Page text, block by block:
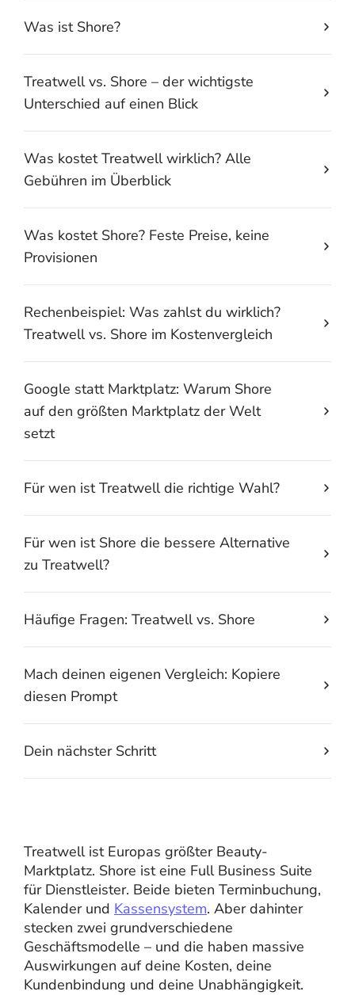
Was ist Shore?
Treatwell vs. Shore – der wichtigste
Unterschied auf einen Blick
Was kostet Treatwell wirklich? Alle
Gebühren im Überblick
Was kostet Shore? Feste Preise, keine
Provisionen
Rechenbeispiel: Was zahlst du wirklich?
Treatwell vs. Shore im Kostenvergleich
Google statt Marktplatz: Warum Shore
auf den größten Marktplatz der Welt
setzt
Für wen ist Treatwell die richtige Wahl?
Für wen ist Shore die bessere Alternative
zu Treatwell?
Häufige Fragen: Treatwell vs. Shore
Mach deinen eigenen Vergleich: Kopiere
diesen Prompt
Dein nächster Schritt
Treatwell ist Europas größter Beauty-
Marktplatz. Shore ist eine Full Business Suite
für Dienstleister. Beide bieten Terminbuchung,
Kalender und Kassensystem. Aber dahinter
stecken zwei grundverschiedene
Geschäftsmodelle – und die haben massive
Auswirkungen auf deine Kosten, deine
Kundenbindung und deine Unabhängigkeit.